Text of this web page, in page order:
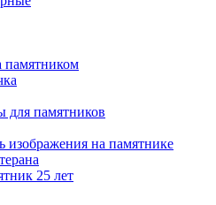
памятником
для памятников
изображения на памятнике
25 лет